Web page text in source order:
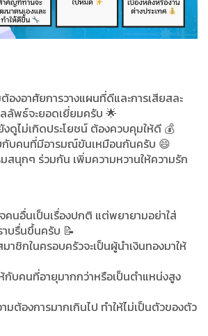
องอาศัยการวางแผนที่ดีและการเสียสละ
ลัพธ์จะยอดเยี่ยมครับ 🌟
งดูไม่เกิดประโยชน์ ต้องควบคุมให้ดี 💰
บคนที่มีอารมณ์ขันเหมือนกันครับ 😄
สนุกๆ ร่วมกัน เพิ่มความหวานให้ความรัก
คนอื่นเป็นเรื่องปกติ แต่พยายามอย่าใส่
บรื่นขึ้นครับ 📝
าชิกในครอบครัวจะเป็นผู้นำเงินทองมาให้
กับคนที่อายุมากกว่าหรือเป็นตำแหน่งสูง
ต้องการมากเกินไป ทำให้ไม่เป็นตัวของตัว